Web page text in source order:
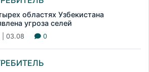
областях Узбекистана
угроза селей
| 03.08 0